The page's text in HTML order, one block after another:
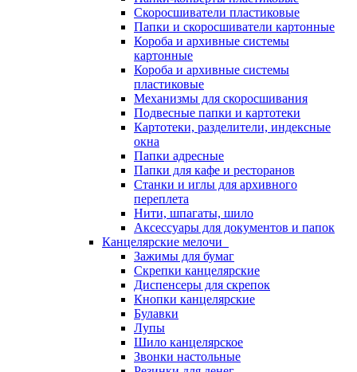
Скоросшиватели пластиковые
Папки и скоросшиватели картонные
Короба и архивные системы
картонные
Короба и архивные системы
пластиковые
Механизмы для скоросшивания
Подвесные папки и картотеки
Картотеки, разделители, индексные
окна
Папки адресные
Папки для кафе и ресторанов
Станки и иглы для архивного
переплета
Нити, шпагаты, шило
Аксессуары для документов и папок
Канцелярские мелочи
Зажимы для бумаг
Скрепки канцелярские
Диспенсеры для скрепок
Кнопки канцелярские
Булавки
Лупы
Шило канцелярское
Звонки настольные